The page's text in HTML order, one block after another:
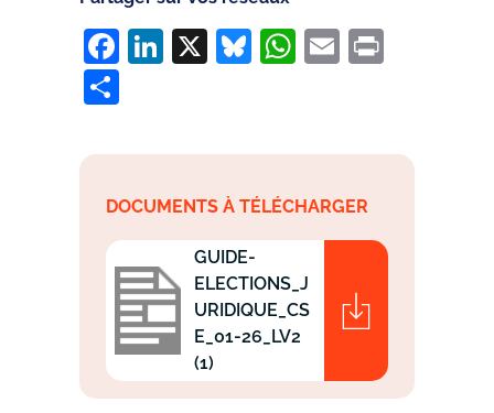
Facebook
LinkedIn
X Bluesky
WhatsApp
Email
DOCUMENTS À TÉLÉCHARGER
GUIDE-
ELECTIONS_J
URIDIQUE_CS
E_01-26_LV2
(1)